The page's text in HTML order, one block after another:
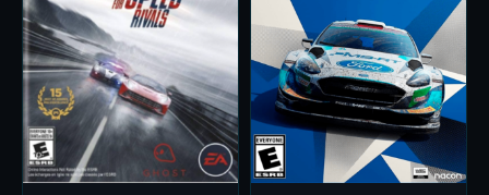
multiple
variants.
The
options
may
be
multiple
variants.
The
options
may
be